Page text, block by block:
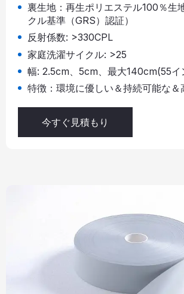
裏生地：再生ポリエステル100％生
クル基準（GRS）認証）
反射係数: >330CPL
家庭洗濯サイクル: >25
幅: 2.5cm、5cm、最大140cm(55イ
特徴：環境に優しい＆持続可能な＆
今すぐ見積もり